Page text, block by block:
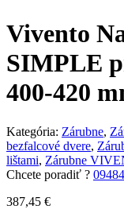
Vivento
SIMPLE
400-420
Kategória: Zárubne,
bezfalcové dvere,
lištami, Zárubne
Chcete poradiť ?
387,45 €